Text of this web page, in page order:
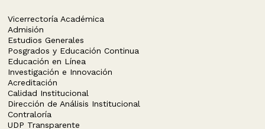
Vicerrectoría Académica
Admisión
Estudios Generales
Posgrados y Educación Continua
Educación en Línea
Investigación e Innovación
Acreditación
Calidad Institucional
Dirección de Análisis Institucional
Contraloría
UDP Transparente